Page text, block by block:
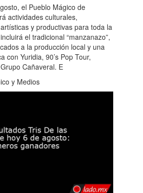
el Pueblo Mágico de
actividades culturales,
y productivas para toda la
el tradicional “manzanazo”,
a la producción local y una
con Yuridia, 90’s Pop Tour,
Cañaveral. E
y Medios